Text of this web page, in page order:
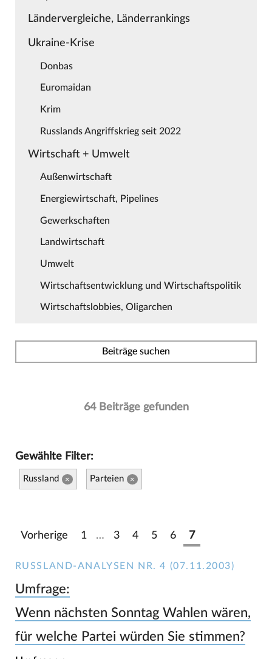
Ländervergleiche, Länderrankings
Ukraine-Krise
Donbas
Euromaidan
Krim
Russlands Angriffskrieg seit 2022
Wirtschaft + Umwelt
Außenwirtschaft
Energiewirtschaft, Pipelines
Gewerkschaften
Landwirtschaft
Umwelt
Wirtschaftsentwicklung und Wirtschaftspolitik
Wirtschaftslobbies, Oligarchen
Beiträge suchen
64 Beiträge gefunden
Gewählte Filter:
Russland × Parteien ×
Vorherige 1 … 3 4 5 6 7
RUSSLAND-ANALYSEN NR. 4 (07.11.2003)
Umfrage:
Wenn nächsten Sonntag Wahlen wären,
für welche Partei würden Sie stimmen?